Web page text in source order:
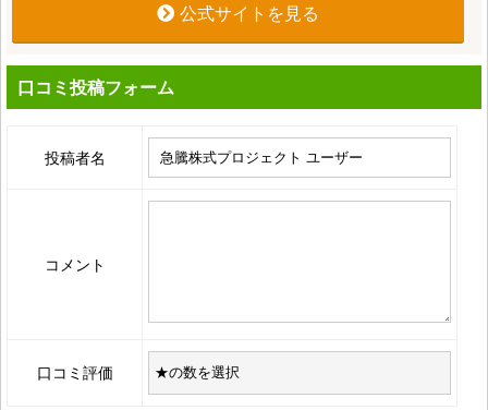
公式サイトを見る
口コミ投稿フォーム
投稿者名
コメント
口コミ評価